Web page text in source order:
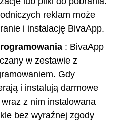
reklam może
i instalację BivaApp.
: BivaApp
w zestawie z
Gdy
i instalują darmowe
z nim instalowana
bez wyraźnej zgody